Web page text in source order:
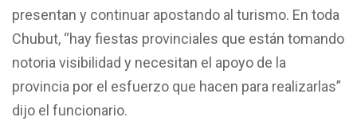
presentan y continuar apostando al turismo. En toda
Chubut, “hay fiestas provinciales que están tomando
notoria visibilidad y necesitan el apoyo de la
provincia por el esfuerzo que hacen para realizarlas”
dijo el funcionario.